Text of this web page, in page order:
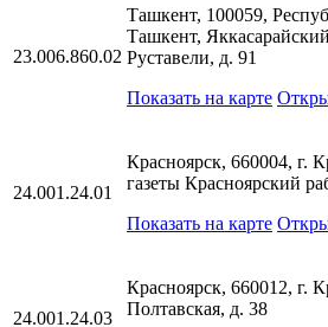
23.006.860.02
Ташкент, 100059,
Ташкент,
Руставели, д. 91
Показать на карте
24.001.24.01
Красноярск, 660004, г.
газеты Красноярский
Показать на карте
24.001.24.03
Красноярск, 660012, г.
Полтавская, д. 38